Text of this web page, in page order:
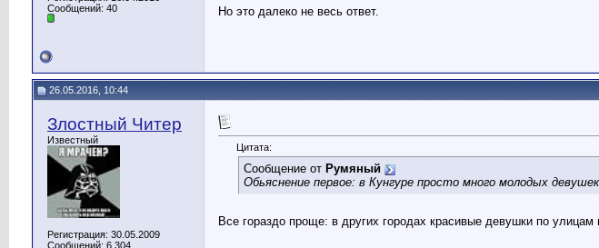
Сообщений: 40
Но это далеко не весь ответ.
26.05.2016, 10:44
Злостный Читер
Известный
Регистрация: 30.05.2009
Сообщений: 6,304
Цитата:
Сообщение от Румяный
Обьяснение первое: в Кунгуре просто много молодых
Все гораздо проще: в других городах красивые девушки по